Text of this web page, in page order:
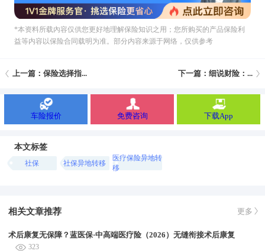
*本资料所载內容仅供您更好地理解保险知识之用；您所购买的产品保险利
益等内容以保险合同载明为准。部分内容来源于网络，仅供参考
上一篇：保险选择指... 下一篇：细说财险：...
车险报价 免费咨询 下载App
本文标签
社保 社保异地转移
医疗保险异地转
移
相关文章推荐 更多
术后康复无保障？蓝医保·中高端医疗险（2026）无缝衔接术后康复
323